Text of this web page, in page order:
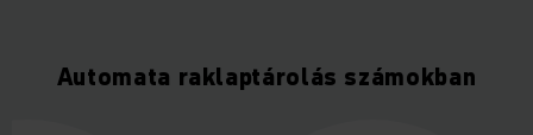
terén minden más tárolórendszernél univerzálisabban
használható. Előnye az anyagáramlás nagyobb
Automata raklaptárolás számokban